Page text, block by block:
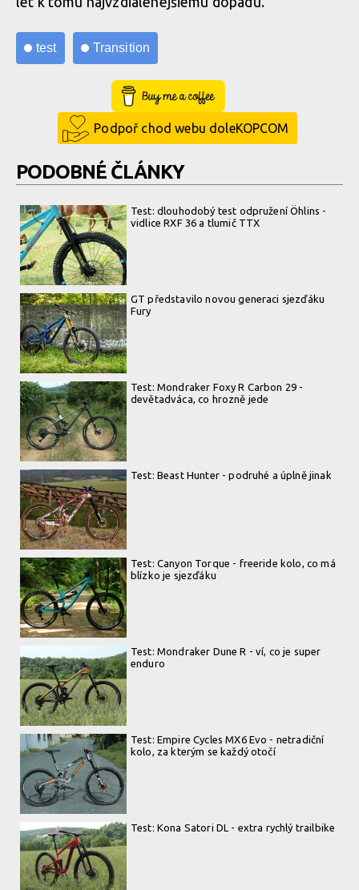
test Transition
Buy Me a Coffee
Podpoř chod webu doleKOPCOM
PODOBNÉ ČLÁNKY
Test: dlouhodobý test odpružení Öhlins -
vidlice RXF 36 a tlumič TTX
GT představilo novou generaci sjezďáku
Fury
Test: Mondraker Foxy R Carbon 29 -
devětadváca, co hrozně jede
Test: Beast Hunter - podruhé a úplně jinak
Test: Canyon Torque - freeride kolo, co má
blízko je sjezďáku
Test: Mondraker Dune R - ví, co je super
enduro
Test: Empire Cycles MX6 Evo - netradiční
kolo, za kterým se každý otočí
Test: Kona Satori DL - extra rychlý trailbike